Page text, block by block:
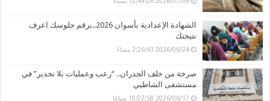
الشهادة الإعدادية بأسوان 2026..برقم جلوسك اعرف
نتيجتك
2026/06/24 2:26:43 مساءً
صرخة من خلف الجدران.. “رعب وعمليات بلا تخدير” في
مستشفى الشاطبي
2026/06/17 10:02:58 صباحًا